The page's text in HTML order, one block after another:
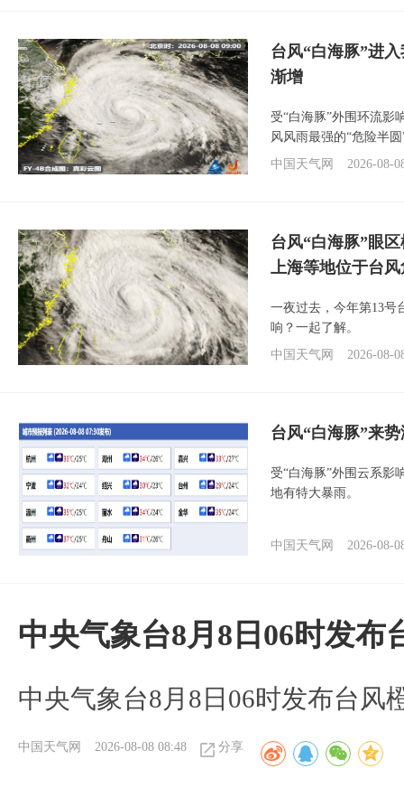
台风“白海豚”进
渐增
受“白海豚”外围环流影
风风雨最强的“危险半
中国天气网
2026-08-
台风“白海豚”眼
上海等地位于台
一夜过去，今年第13号
响？一起了解。
中国天气网
2026-08-
台风“白海豚”来
受“白海豚”外围云系影
地有特大暴雨。
中国天气网 2026-08-
中央气象台8月8日06时发布
中央气象台8月8日06时发布台风
中国天气网 2026-08-08 08:48 分享